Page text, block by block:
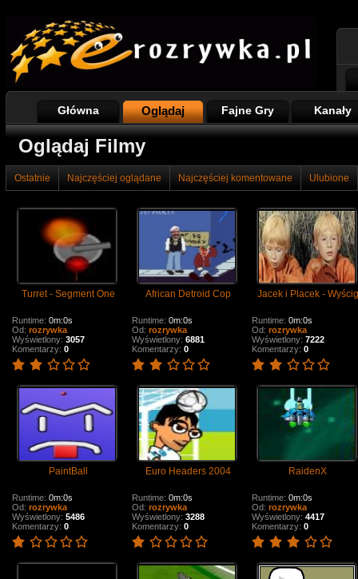
Główna Oglądaj Fajne Gry Kanały
Oglądaj Filmy
Ostatnie Najczęściej oglądane Najczęściej komentowane Ulubione
Turret - Segment One
Runtime: 0m:0s
Od: rozrywka
Wyświetlony: 3057
Komentarzy: 0
African Detroid Cop
Runtime: 0m:0s
Od: rozrywka
Wyświetlony: 6881
Komentarzy: 0
Jacek i Placek - Wyścig
Runtime: 0m:0s
Od: rozrywka
Wyświetlony: 7222
Komentarzy: 0
PaintBall
Runtime: 0m:0s
Od: rozrywka
Wyświetlony: 5486
Komentarzy: 0
Euro Headers 2004
Runtime: 0m:0s
Od: rozrywka
Wyświetlony: 3288
Komentarzy: 0
RaidenX
Runtime: 0m:0s
Od: rozrywka
Wyświetlony: 4417
Komentarzy: 0